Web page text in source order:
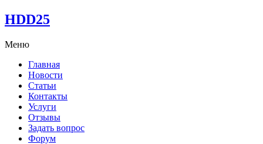
HDD25
Меню
Главная
Новости
Статьи
Контакты
Услуги
Отзывы
Задать вопрос
Форум